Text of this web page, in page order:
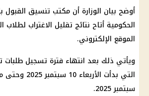
أوضح بيان الوزارة أن مكتب تنسيق القبول
الحكومية أتاح نتائج تقليل الاغتراب لطلاب
الموقع الإلكتروني.
ويأتي ذلك بعد انتهاء فترة تسجيل طلبات
سبتمبر 2025.